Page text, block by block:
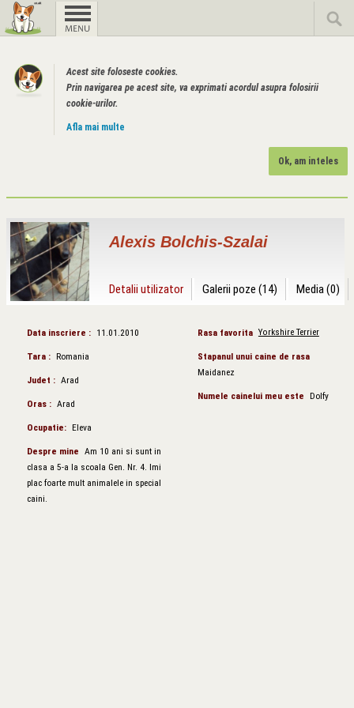
Acest site foloseste cookies.
Prin navigarea pe acest site, va exprimati acordul asupra folosirii
cookie-urilor.
Afla mai multe
Ok, am inteles
Alexis Bolchis-Szalai
Detalii utilizator Galerii poze (14) Media (0)
Data inscriere : 11.01.2010
Tara : Romania
Judet : Arad
Oras : Arad
Ocupatie: Eleva
Despre mine Am 10 ani si sunt in
clasa a 5-a la scoala Gen. Nr. 4. Imi
plac foarte mult animalele in special
caini.
Rasa favorita Yorkshire Terrier
Stapanul unui caine de rasa
Maidanez
Numele cainelui meu este Dolfy